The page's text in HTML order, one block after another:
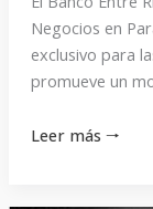
Negocios en
exclusivo para
promueve un
Leer más 🠒